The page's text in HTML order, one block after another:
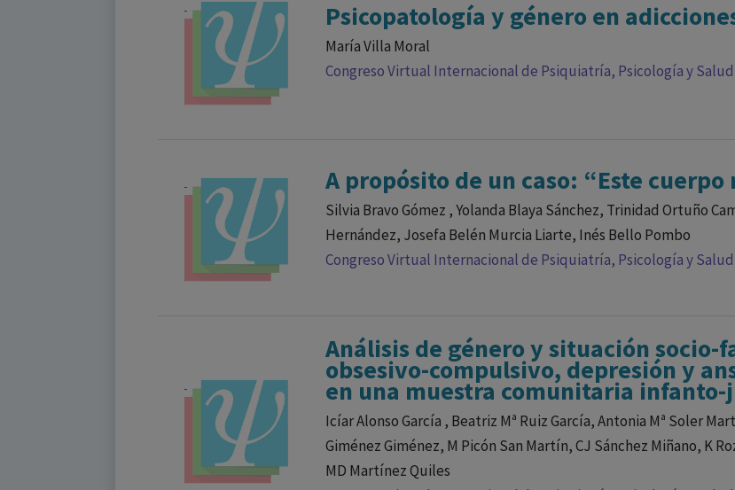
Psicopatología y género en
María Villa Moral
Congreso Virtual Internacional de Psiquiatría, Psicología y
A propósito de un caso: “Este cuerpo
Silvia Bravo Gómez , Yolanda Blaya Sánchez, Trinidad Ortuño
Hernández, Josefa Belén Murcia Liarte, Inés Bello Pombo
Congreso Virtual Internacional de Psiquiatría, Psicología y
Análisis de género y situación
obsesivo-compulsivo, depresión y
en una muestra comunitaria
Icíar Alonso García , Beatriz Mª Ruiz García, Antonia Mª Soler
Giménez Giménez, M Picón San Martín, CJ Sánchez Miñano, K
MD Martínez Quiles